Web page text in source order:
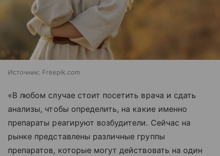
Источник: Freepik.com
«В любом случае стоит посетить врача и сдать
анализы, чтобы определить, на какие именно
препараты реагируют возбудители. Сейчас на
рынке представлены различные группы
препаратов, которые могут действовать на один